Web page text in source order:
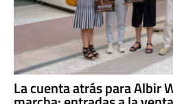
La cuenta atrás para Albir